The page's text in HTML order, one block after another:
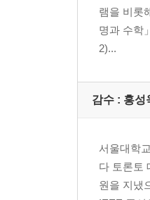
램을 비롯
명과 수학
2)...
감수 : 홍성
서울대학
다 토론토
원을 지냈